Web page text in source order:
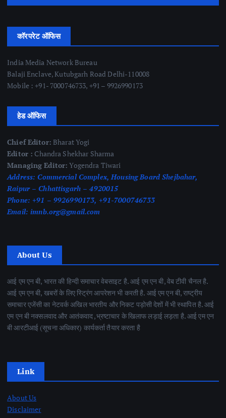
कॉरपरेट ऑफिस
India Media Network Bureau
Balaji Enclave, Kutubgarh Road Delhi-110008
Mobile : +91- 7000746733, +91 – 9926990173
हेड ऑफिस
Chief Editor: Bharat Yogi
Editor : Chandra Shekhar Sharma
Managing Editor: Yogendra Tiwari
Address: Commercial Complex, Housing Board Shejbahar,
Raipur – Chhattisgarh – 4920015
Phone: +91 – 9926990173, +91-7000746733
Email: imnb.org@gmail.com
About Us
आई एम एन बी, भारत की हिन्दी समाचार वेबसाइट है. आई एम एन बी, वेब टीवी चैनल है.
आई एम एन बी, खबरों के लिए स्ट्रिंग आपरेशन भी करती है. आई एम एन बी, राष्ट्रीय
समाचार एजेंसी का नेटवर्क अखिल भारतीय और निकट पड़ोसी देशों में भी स्थापित है. आई
एम एन बी नक्सलवाद और आतंकवाद ,भ्रष्टाचार के खिलाफ लड़ाई लड़ता है. आई एम एन
बी आरटीआई (सूचना अधिकार) कार्यकर्ता तैयार करता है
Link
About Us
Disclaimer